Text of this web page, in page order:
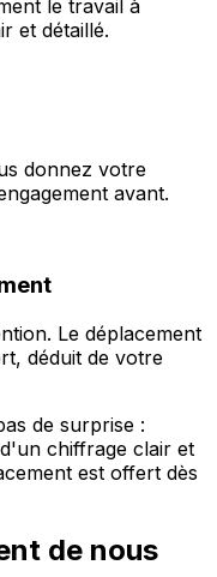
le travail à
et détaillé.
donnez votre
avant.
Le déplacement
déduit de votre
de surprise :
chiffrage clair et
est offert dès
de nous